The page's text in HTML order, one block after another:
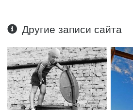
Другие записи сайта